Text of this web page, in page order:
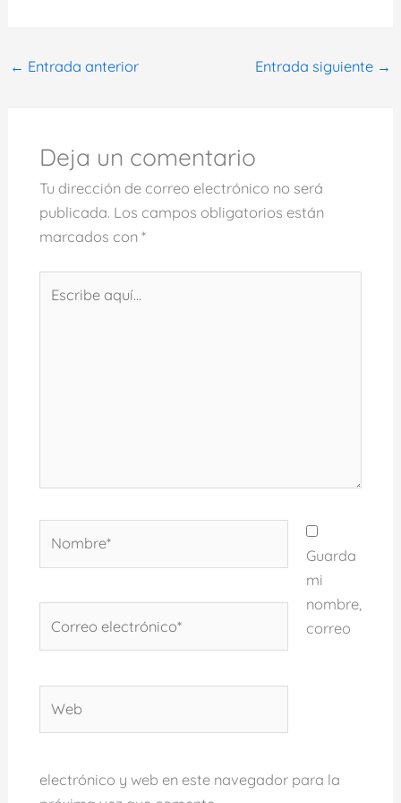
← Entrada anterior Entrada siguiente →
Deja un comentario
Tu dirección de correo electrónico no será
publicada. Los campos obligatorios están
marcados con *
aquí...
electrónico*
Guarda
mi
nombre,
correo
electrónico y web en este navegador para la